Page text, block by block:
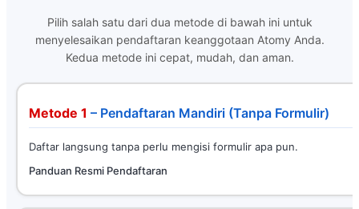
Pilih salah satu dari dua metode di bawah ini untuk
menyelesaikan pendaftaran keanggotaan Atomy Anda.
Kedua metode ini cepat, mudah, dan aman.
Metode 1 – Pendaftaran Mandiri (Tanpa Formulir)
Daftar langsung tanpa perlu mengisi formulir apa pun.
Panduan Resmi Pendaftaran